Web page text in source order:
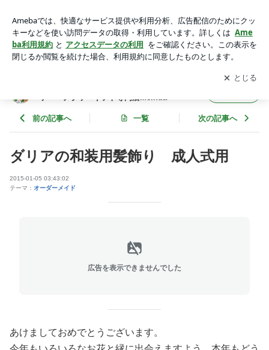
プリザーブドフラワー・フラワーギフト専門店Meihua
アプリをダウンロードして ブログの更新通知
を受け取りまし
ょう。
開く
ワー・フラワーギフト専門店Meihua
前の記事へ 一覧 次の記事へ
ダリアの和装用髪飾り 成人式用
2015-01-05 03:43:02
テーマ： オーダーメイド
広告を表示できませんでした
あけましておめでとうございます。